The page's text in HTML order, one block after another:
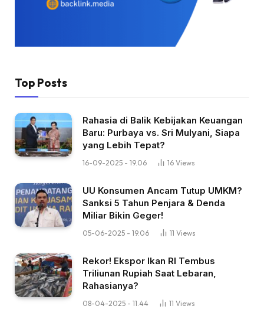
Top Posts
Rahasia di Balik Kebijakan Keuangan
Baru: Purbaya vs. Sri Mulyani, Siapa
yang Lebih Tepat?
16-09-2025 - 19.06 16 Views
UU Konsumen Ancam Tutup UMKM?
Sanksi 5 Tahun Penjara & Denda
Miliar Bikin Geger!
05-06-2025 - 19.06 11 Views
Rekor! Ekspor Ikan RI Tembus
Triliunan Rupiah Saat Lebaran,
Rahasianya?
08-04-2025 - 11.44 11 Views